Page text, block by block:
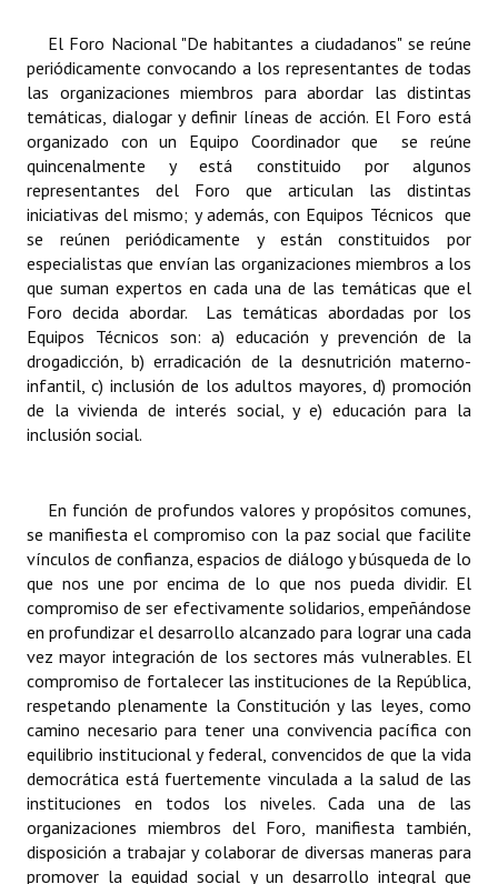
Registros y Distinciones
Datos Históricos
Premio al Mérito - Registro
Audiencias Públicas - Registro
Mujeres que Dejaron Huellas - Registro
Periodistas Decanos - Registro
Ciudadano Ilustre - Registro
Banca del Vecino - Registro
Huéspedes de Honor - Registro
Reconocimientos - Registro
Bariloche, Municipio intercultural
Entrega de distinciones
REFORMA DE LA CARTA ORGÁNICA
El Foro Nacional"De habitantes a ciudadanos"se reúne
periódicamente convocando a los representantes de todas
las organizaciones miembros para abordar las distintas
temáticas, dialogar y definir líneas de acción. El Foro está
organizado con un Equipo Coordinador que se reúne
quincenalmente y está constituido por algunos
representantes del Foro que articulan las distintas
iniciativas del mismo; y además, con Equipos Técnicos que
se reúnen periódicamente y están constituidos por
especialistas que envían las organizaciones miembros a los
que suman expertos en cada una de las temáticas que el
Foro decida abordar. Las temáticas abordadas por los
Equipos Técnicos son: a) educación y prevención de la
drogadicción, b) erradicación de la desnutrición materno-
infantil, c) inclusión de los adultos mayores, d) promoción
de la vivienda de interés social, y e) educación para la
inclusión social.
En función de profundos valores y propósitos comunes,
se manifiesta el compromiso con la paz social que facilite
vínculos de confianza, espacios de diálogo y búsqueda de lo
que nos une por encima de lo que nos pueda dividir. El
compromiso de ser efectivamente solidarios, empeñándose
en profundizar el desarrollo alcanzado para lograr una cada
vez mayor integración de los sectores más vulnerables. El
compromiso de fortalecer las instituciones de la República,
respetando plenamente la Constitución y las leyes, como
camino necesario para tener una convivencia pacífica con
equilibrio institucional y federal, convencidos de que la vida
democrática está fuertemente vinculada a la salud de las
instituciones en todos los niveles. Cada una de las
organizaciones miembros del Foro, manifiesta también,
disposición a trabajar y colaborar de diversas maneras para
promover la equidad social y un desarrollo integral que